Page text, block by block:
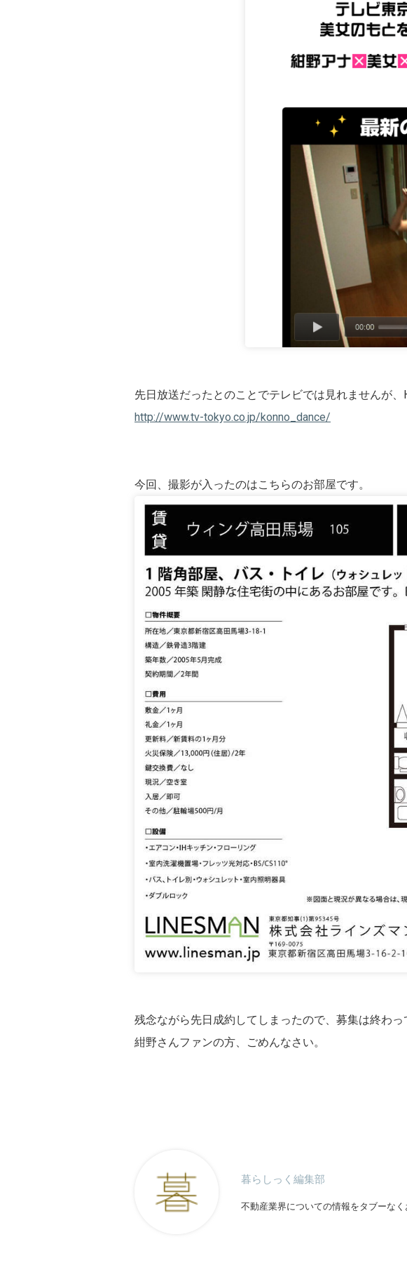
先日放送だったとのことでテレビでは見れませんが、
http://www.tv-tokyo.co.jp/konno_dance/
今回、撮影が入ったのはこちらのお部屋です。
残念ながら先日成約してしまったので、募集は終わっ
紺野さんファンの方、ごめんなさい。
暮らしっく編集部
不動産業界についての情報をタブーなく